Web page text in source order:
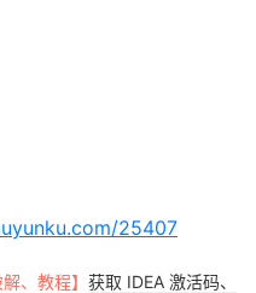
25407
、教程】 获取 IDEA 激活码、